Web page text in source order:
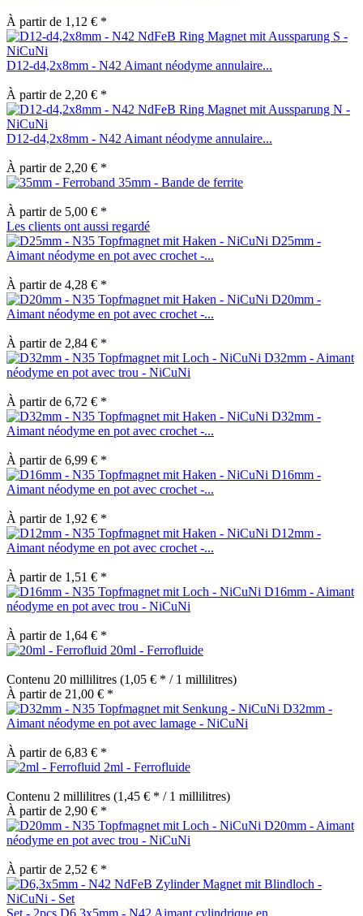
À partir de 1,12 € *
D12-d4,2x8mm - N42 Aimant néodyme annulaire...
À partir de 2,20 € *
D12-d4,2x8mm - N42 Aimant néodyme annulaire...
À partir de 2,20 € *
35mm - Bande de ferrite
À partir de 5,00 € *
Les clients ont aussi regardé
D25mm -
Aimant néodyme en pot avec crochet -...
À partir de 4,28 € *
D20mm -
Aimant néodyme en pot avec crochet -...
À partir de 2,84 € *
D32mm - Aimant
néodyme en pot avec trou - NiCuNi
À partir de 6,72 € *
D32mm -
Aimant néodyme en pot avec crochet -...
À partir de 6,99 € *
D16mm -
Aimant néodyme en pot avec crochet -...
À partir de 1,92 € *
D12mm -
Aimant néodyme en pot avec crochet -...
À partir de 1,51 € *
D16mm - Aimant
néodyme en pot avec trou - NiCuNi
À partir de 1,64 € *
20ml - Ferrofluide
Contenu 20 millilitres (1,05 € * / 1 millilitres)
À partir de 21,00 € *
D32mm -
Aimant néodyme en pot avec lamage - NiCuNi
À partir de 6,83 € *
2ml - Ferrofluide
Contenu 2 millilitres (1,45 € * / 1 millilitres)
À partir de 2,90 € *
D20mm - Aimant
néodyme en pot avec trou - NiCuNi
À partir de 2,52 € *
Set - 2pcs D6.3x5mm - N42 Aimant cylindrique en...